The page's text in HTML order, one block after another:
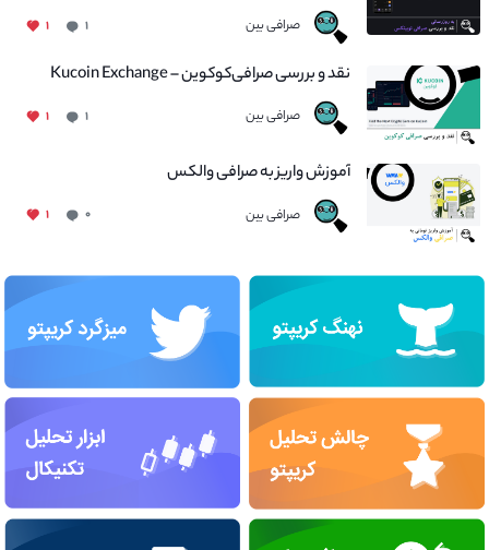
صرافی بین ۱ ۱
نقد و بررسی صرافی‌کوکوین – Kucoin Exchange
صرافی بین ۱ ۱
آموزش واریز به صرافی والکس
صرافی بین ۰ ۱